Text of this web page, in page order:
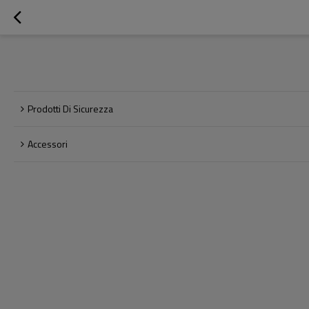
Prodotti Di Sicurezza
Accessori